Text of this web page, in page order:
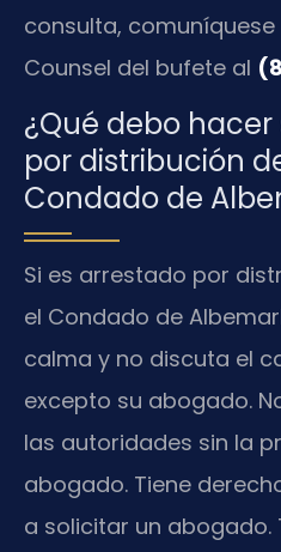
consulta, comuníquese
Counsel del bufete al
¿Qué debo
por distribución
Condado de
Si es arrestado por
el Condado de
calma y no discuta el
excepto su abogado.
las autoridades sin la
abogado. Tiene
a solicitar un abogado.